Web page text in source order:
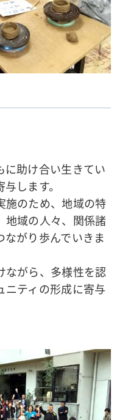
に助け合い生きてい
します。
施のため、地域の特
地域の人々、関係諸
がり歩んでいきま
ながら、多様性を認
ニティの形成に寄与